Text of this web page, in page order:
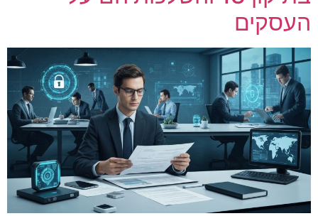
העסקים